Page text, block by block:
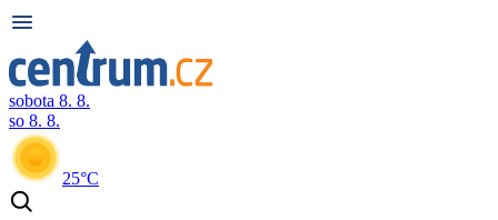
sobota 8. 8.
so 8. 8.
25°C